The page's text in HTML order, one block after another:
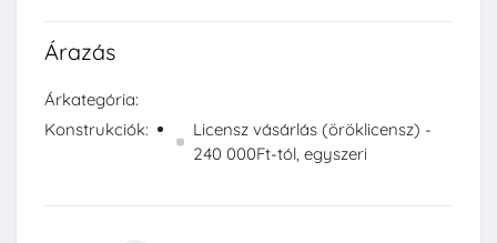
Árazás
Árkategória:
Konstrukciók:
Licensz vásárlás (öröklicensz) -
240 000Ft-tól, egyszeri